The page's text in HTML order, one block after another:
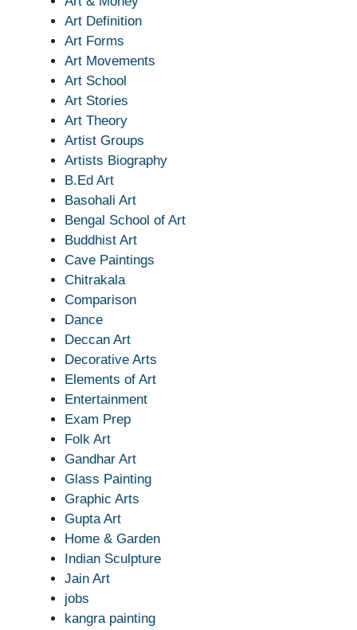
Art Definition
Art Forms
Art Movements
Art School
Art Stories
Art Theory
Artist Groups
Artists Biography
B.Ed Art
Basohali Art
Bengal School of Art
Buddhist Art
Cave Paintings
Chitrakala
Comparison
Dance
Deccan Art
Decorative Arts
Elements of Art
Entertainment
Exam Prep
Folk Art
Gandhar Art
Glass Painting
Graphic Arts
Gupta Art
Home & Garden
Indian Sculpture
Jain Art
jobs
kangra painting